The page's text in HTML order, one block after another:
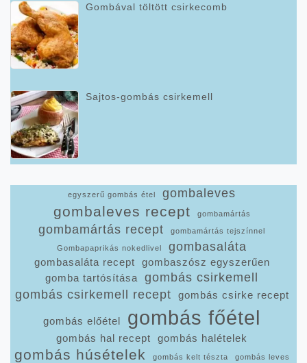
Gombával töltött csirkecomb
Sajtos-gombás csirkemell
egyszerű gombás étel gombaleves
gombaleves recept gombamártás
gombamártás recept gombamártás tejszínnel
Gombapaprikás nokedlivel gombasaláta
gombasaláta recept
gombaszósz egyszerűen
gomba tartósítása
gombás csirkemell
gombás csirkemell recept
gombás csirke recept
gombás előétel gombás főétel
gombás hal recept gombás halételek
gombás húsételek gombás kelt tészta
gombás leves